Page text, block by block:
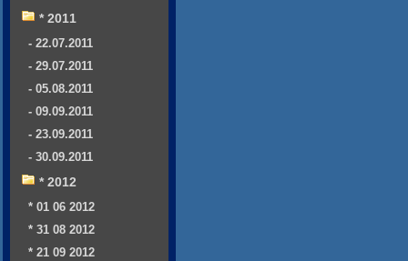
* 2011
- 22.07.2011
- 29.07.2011
- 05.08.2011
- 09.09.2011
- 23.09.2011
- 30.09.2011
* 2012
* 01 06 2012
* 31 08 2012
* 21 09 2012